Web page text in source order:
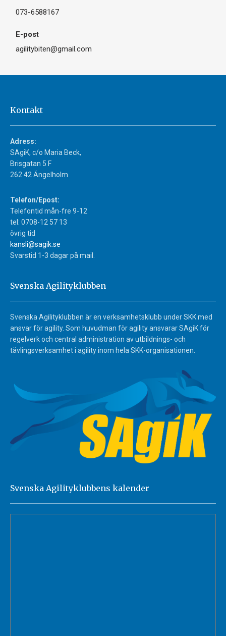
073-6588167
agilitybiten@gmail.com
Kontakt
Adress:
SAgiK, c/o Maria Beck,
Brisgatan 5 F
262 42 Ängelholm
Telefon/Epost:
Telefontid mån-fre 9-12
tel: 0708-12 57 13
övrig tid
kansli@sagik.se
Svarstid 1-3 dagar på mail.
Svenska Agilityklubben
Svenska Agilityklubben är en verksamhetsklubb under SKK med
ansvar för agility. Som huvudman för agility ansvarar SAgiK för
regelverk och central administration av utbildnings- och
tävlingsverksamhet i agility inom hela SKK-organisationen.
Svenska Agilityklubbens kalender